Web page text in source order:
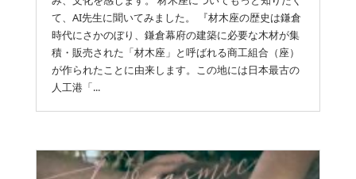
て、AI先生に聞いてみました。 『材木座の歴史は鎌倉
時代にさかのぼり、鎌倉幕府の建築に必要な木材が集
積・販売された「材木座」と呼ばれる商工組合（座）
が作られたことに由来します。この地には日本最古の
人工港「...